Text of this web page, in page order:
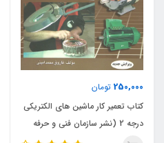
250,000 تومان
کتاب تعمیر کار ماشین های الکتریکی
درجه 2 (نشر سازمان فنی و حرفه